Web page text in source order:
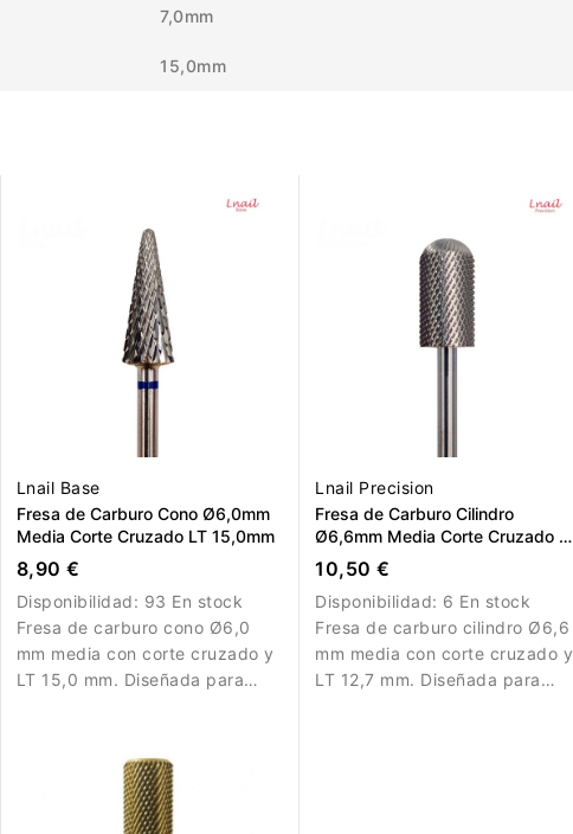
7,0mm
15,0mm
Lnail Base
Fresa de Carburo Cono Ø6,0mm
Media Corte Cruzado LT 15,0mm
8,90 €
Disponibilidad: 93 En stock
Fresa de carburo cono Ø6,0
mm media con corte cruzado y
LT 15,0 mm. Diseñada para
Lnail Precision
Fresa de Carburo Cilindro
Ø6,6mm Media Corte Cruzado LT
12,7mm L/R
10,50 €
Disponibilidad: 6 En stock
Fresa de carburo cilindro Ø6,6
mm media con corte cruzado y
LT 12,7 mm. Diseñada para